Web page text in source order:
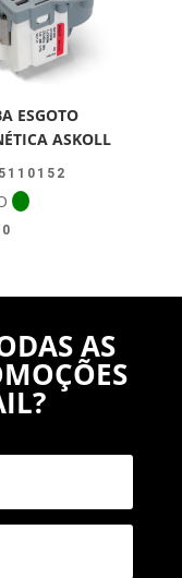
ESGOTO
ASKOLL
AS